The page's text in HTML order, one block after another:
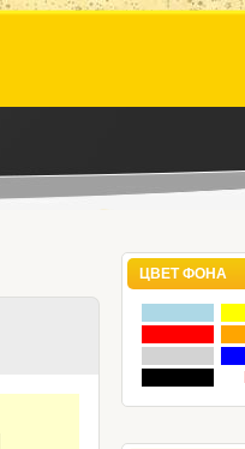
ЦВЕТ ФОНА